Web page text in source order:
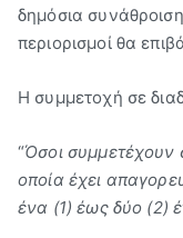
δημόσια
περιορισμοί θα
Η συμμετοχή σε
“Όσοι συμμετέχουν
οποία έχει
ένα (1) έως δύο (2)